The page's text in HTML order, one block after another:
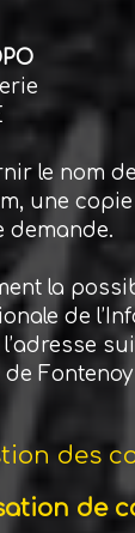
le nom
une
demande.
la
de
Fontenoy
des
de